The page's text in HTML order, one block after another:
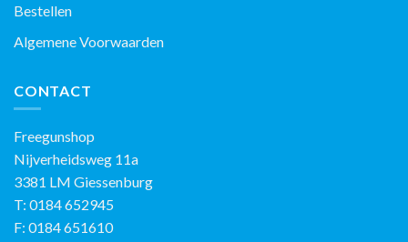
Bestellen
Algemene Voorwaarden
CONTACT
Freegunshop
Nijverheidsweg 11a
3381 LM Giessenburg
T: 0184 652945
F: 0184 651610